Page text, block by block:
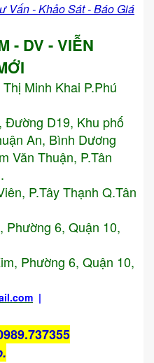
Vấn - Khảo Sát - Báo Giá
- DV - VIỄN
Minh Khai P.Phú
Đường D19, Khu phố
An, Bình Dương
Văn Thuận, P.Tân
P.Tây Thạnh Q.Tân
Phường 6, Quận 10,
Phường 6, Quận 10,
|